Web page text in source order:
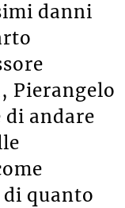
danni
Pierangelo
di andare
quanto